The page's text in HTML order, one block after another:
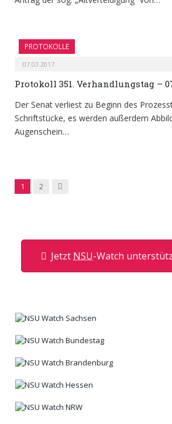
PROTOKOLLE
07.03.2017
Protokoll 351. Verhandlungstag –
Der Senat verliest zu Beginn des
Schriftstücke, es werden außerdem
Augenschein…
1 2 Next
Jetzt NSU-Watch